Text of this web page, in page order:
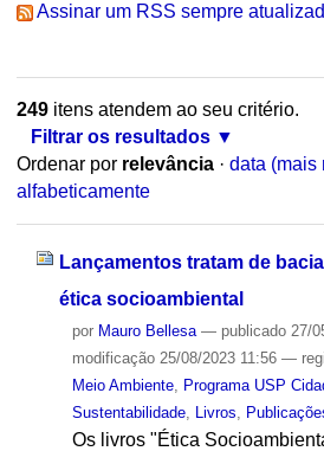
Assinar um RSS sempre
249itens atendem ao seu critério.
Filtrar os resultados
Ordenar por relevância · data (mais
alfabeticamente
Lançamentos tratam de
ética socioambiental
por Mauro Bellesa — publicado27/
modificação25/08/2023 11:56 —
Meio Ambiente, Programa USP
Sustentabilidade, Livros
Os livros "Ética